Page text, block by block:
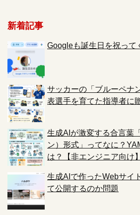
新着記事
Googleも誕生日を祝って
サッカーの「ブルーペナ
表選手を育てた指導者に
生成AIが激変する合言葉
ン）形式」ってなに？
は？【非エンジニア向け】
生成AIで作ったWebサイ
て公開するのか問題